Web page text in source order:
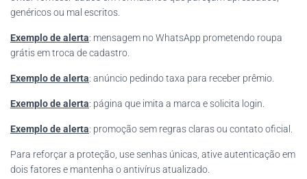
genéricos ou mal escritos.
Exemplo de alerta: mensagem no WhatsApp prometendo roupa
grátis em troca de cadastro.
Exemplo de alerta: anúncio pedindo taxa para receber prêmio.
Exemplo de alerta: página que imita a marca e solicita login.
Exemplo de alerta: promoção sem regras claras ou contato oficial.
Para reforçar a proteção, use senhas únicas, ative autenticação em
dois fatores e mantenha o antivírus atualizado.